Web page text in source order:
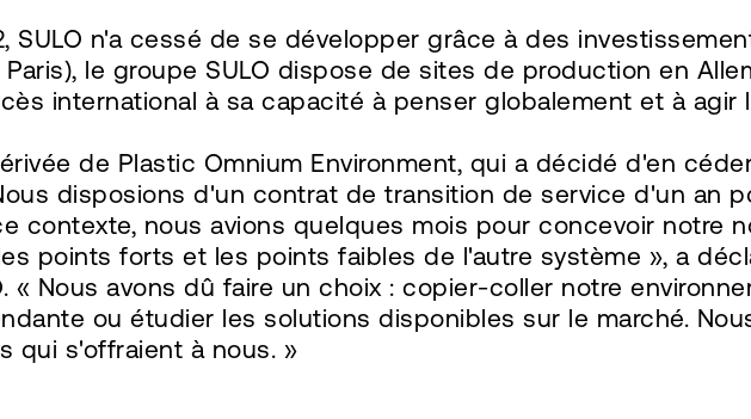
SULO n'a cessé de se développer grâce à des
le groupe SULO dispose de sites de production en
international à sa capacité à penser globalement et à agir
de Plastic Omnium Environment, qui a décidé d'en
disposions d'un contrat de transition de service d'un an
contexte, nous avions quelques mois pour concevoir notre
points forts et les points faibles de l'autre système », a
« Nous avons dû faire un choix : copier-coller notre
ou étudier les solutions disponibles sur le marché.
qui s'offraient à nous. »